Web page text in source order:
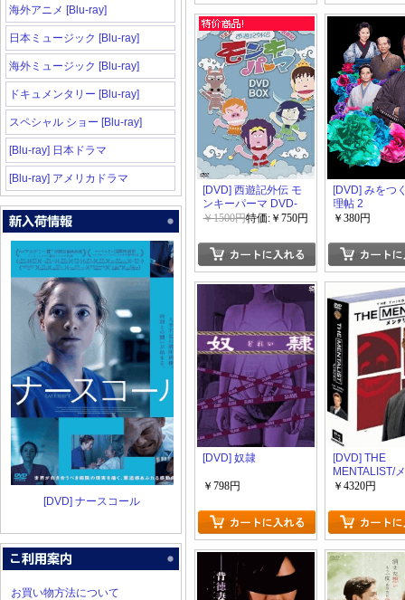
海外アニメ [Blu-ray]
日本ミュージック [Blu-ray]
海外ミュージック [Blu-ray]
ドキュメンタリー [Blu-ray]
スペシャル ショー [Blu-ray]
[Blu-ray] 日本ドラマ
[Blu-ray] アメリカドラマ
[DVD] ナースコール
お買い物方法について
[DVD] 西遊記外伝 モ
ンキーパーマ DVD-
BOX
￥1500円特価:￥750円
[DVD] みをつ
理帖 2
￥380円
[DVD] 奴隷
￥798円
[DVD] THE
MENTALIST/
スト DVD-
￥4320円